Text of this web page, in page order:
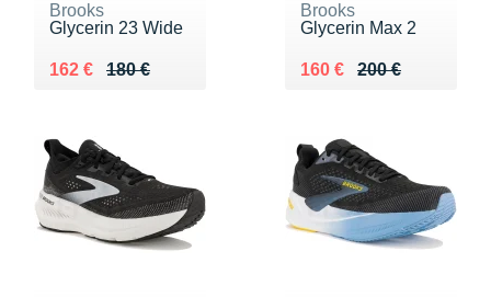
Brooks
Glycerin 23 Wide
180 €
Au lieu de 180 €
162 €
Vendu 162 €
Brooks
Glycerin Max 2
200 €
Au lieu de 200 €
160 €
Vendu 160 €